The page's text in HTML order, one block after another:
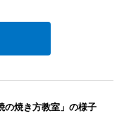
の焼き方教室」の様子